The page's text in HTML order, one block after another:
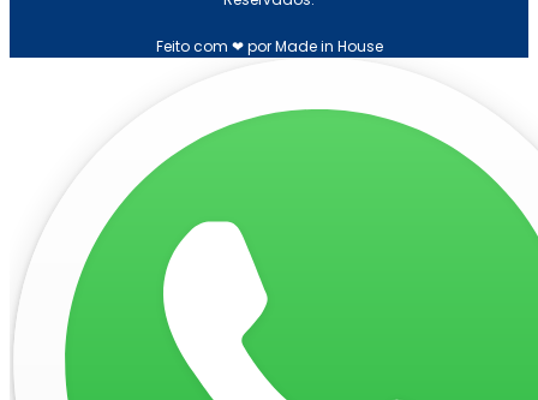
Feito com ❤ por Made in House